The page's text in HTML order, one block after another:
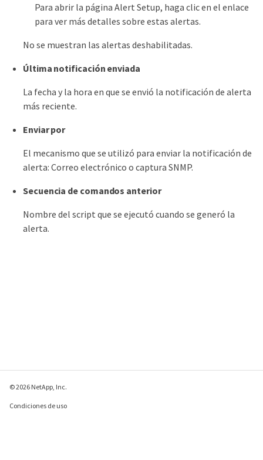
Para abrir la página Alert Setup, haga clic en el enlace
para ver más detalles sobre estas alertas.
No se muestran las alertas deshabilitadas.
Última notificación enviada
La fecha y la hora en que se envió la notificación de alerta
más reciente.
Enviar por
El mecanismo que se utilizó para enviar la notificación de
alerta: Correo electrónico o captura SNMP.
Secuencia de comandos anterior
Nombre del script que se ejecutó cuando se generó la
alerta.
© 2026 NetApp, Inc.
Condiciones de uso